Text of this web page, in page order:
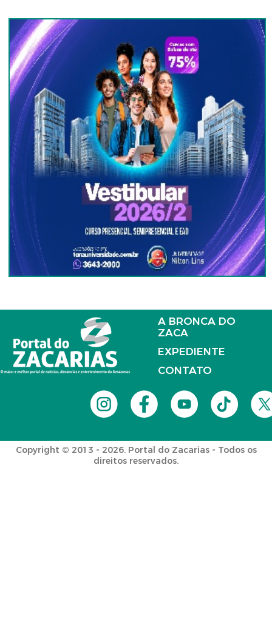
A BRONCA DO
ZACA
EXPEDIENTE
CONTATO
Copyright © 2013 - 2026. Portal do Zacarias - Todos os
direitos reservados.